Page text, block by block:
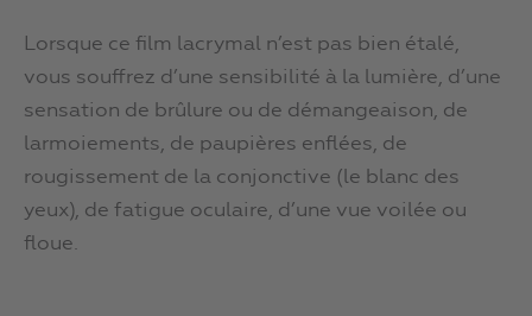
Lorsque ce film lacrymal n’est pas bien étalé,
vous souffrez d’une sensibilité à la lumière, d’une
sensation de brûlure ou de démangeaison, de
larmoiements, de paupières enflées, de
rougissement de la conjonctive (le blanc des
yeux), de fatigue oculaire, d’une vue voilée ou
floue.